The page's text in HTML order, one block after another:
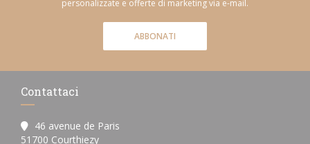
personalizzate e offerte di marketing via e-mail.
ABBONATI
Contattaci
46 avenue de Paris
51700 Courthiezy((apre una nuova finestra))